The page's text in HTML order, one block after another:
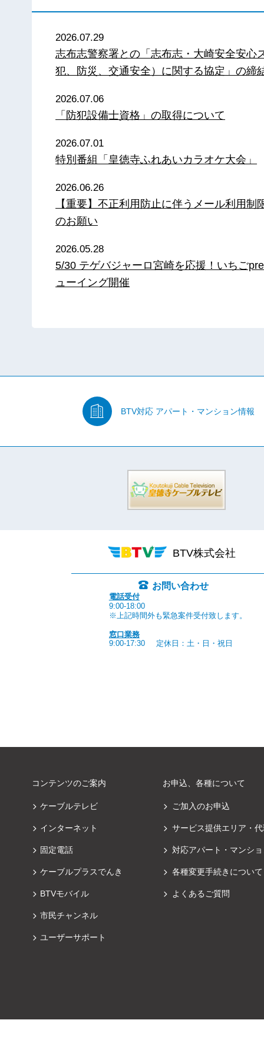
2026.07.29
志布志警察署との「志布志・大崎安全安心
犯、防災、交通安全）に関する協定」の締
2026.07.06
「防犯設備士資格」の取得について
2026.07.01
特別番組「皇徳寺ふれあいカラオケ大会」
2026.06.26
【重要】不正利用防止に伴うメール利用制
のお願い
2026.05.28
5/30 テゲバジャーロ宮崎を応援！いちご
ューイング開催
BTV対応 アパート・マンション情報
BTV株式会社
お問い合わせ
電話受付
9:00-18:00
※上記時間外も緊急案件受付致します。
窓口業務
9:00-17:30
定休日：土・日・祝日
コンテンツのご案内
ケーブルテレビ
インターネット
固定電話
ケーブルプラスでんき
BTVモバイル
市民チャンネル
ユーザーサポート
お申込、各種について
ご加入のお申込
サービス提供エリア・
対応アパート・マンシ
各種変更手続きについて
よくあるご質問